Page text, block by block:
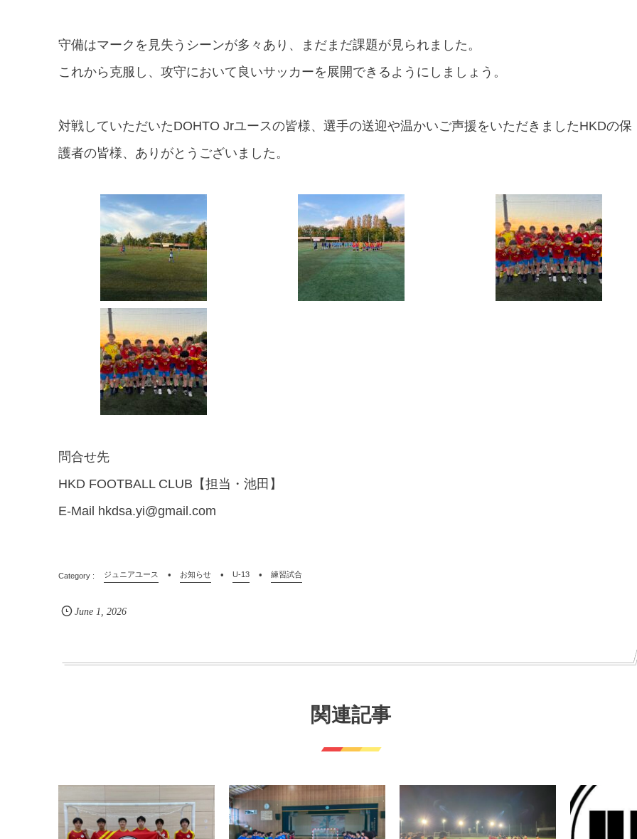
守備はマークを見失うシーンが多々あり、まだまだ課題が見られました。
これから克服し、攻守において良いサッカーを展開できるようにしましょう。
対戦していただいたDOHTO Jrユースの皆様、選手の送迎や温かいご声援をいただきましたHKDの保
護者の皆様、ありがとうございました。
問合せ先
HKD FOOTBALL CLUB【担当・池田】
E-Mail hkdsa.yi@gmail.com
ジュニアユース お知らせ U-13 練習試合
June 1 ,2026
関連記事